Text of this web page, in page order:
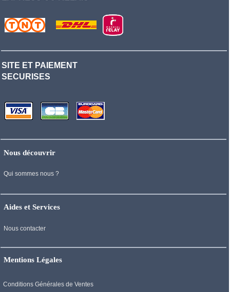
SITE ET PAIEMENT
SECURISES
Nous découvrir
Qui sommes nous ?
Aides et Services
Nous contacter
Mentions Légales
Conditions Générales de Ventes